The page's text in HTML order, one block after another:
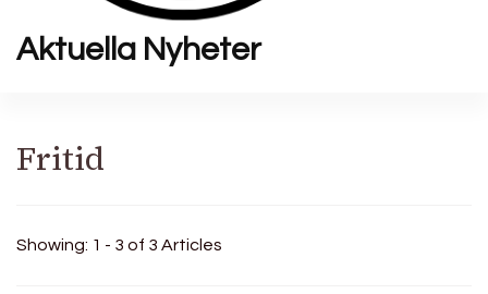
Aktuella Nyheter
Fritid
Showing: 1 - 3 of 3 Articles